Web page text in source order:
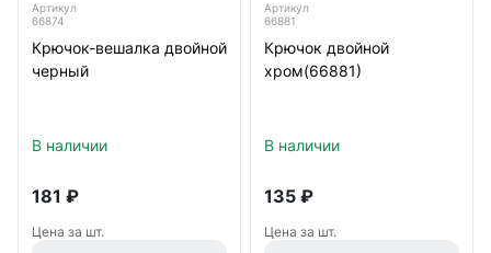
Артикул
66874
Крючок-вешалка двойной
черный
В наличии
181 ₽
Цена за шт.
Артикул
66881
Крючок двойной
хром(66881)
В наличии
135 ₽
Цена за шт.